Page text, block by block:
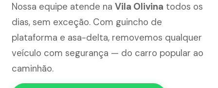
Nossa equipe atende na Vila Olivina todos os
dias, sem exceção. Com guincho de
plataforma e asa-delta, removemos qualquer
veículo com segurança — do carro popular ao
caminhão.